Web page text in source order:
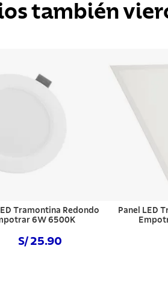
también
Tramontina Redondo
6W 6500K
S/ 25.90
Panel LED